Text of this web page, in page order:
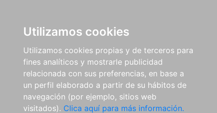
Utilizamos cookies
Utilizamos cookies propias y de terceros para
fines analíticos y mostrarle publicidad
relacionada con sus preferencias, en base a
un perfil elaborado a partir de su hábitos de
navegación (por ejemplo, sitios web
visitados). Clica aquí para más información.